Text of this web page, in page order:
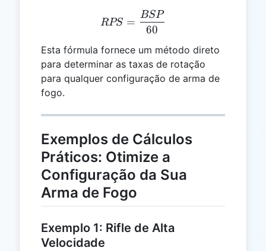
RPS = \frac{BSP}{60}
RPS =
60
BSP
Esta fórmula fornece um método direto
para determinar as taxas de rotação
para qualquer configuração de arma de
fogo.
Exemplos de Cálculos
Práticos: Otimize a
Configuração da Sua
Arma de Fogo
Exemplo 1: Rifle de Alta
Velocidade